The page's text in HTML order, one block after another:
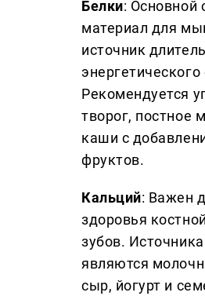
Белки: Основной
материал для
источник
Рекомендуется
творог, постное
каши с
фруктов.
Кальций: Важен
здоровья
зубов.
являются
сыр, йогурт и